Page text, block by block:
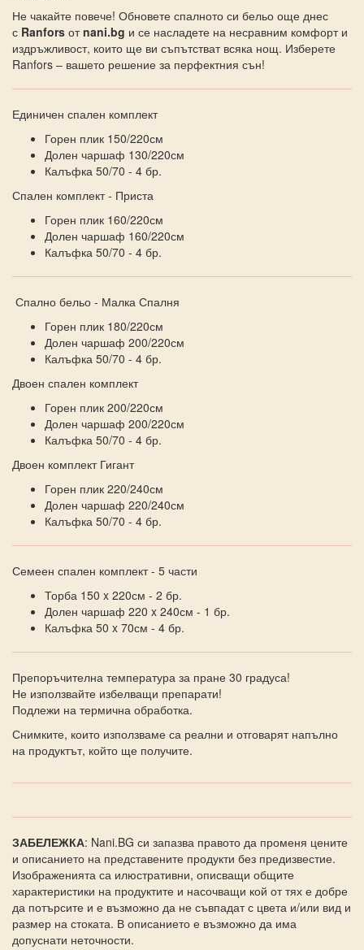
Не чакайте повече! Обновете спалното си бельо още днес
с Ranfors отnani.bg и се насладете на несравним комфорт и
издръжливост, които ще ви съпътстват всяка нощ. Изберете
Ranfors – вашето решение за перфектния сън!
Единичен спален комплект
Горен плик 150/220см
Долен чаршаф 130/220см
Калъфка 50/70 - 4 бр.
Спален комплект - Приста
Горен плик 160/220см
Долен чаршаф 160/220см
Калъфка 50/70 - 4 бр.
Спално бельо - Малка Спалня
Горен плик 180/220см
Долен чаршаф 200/220см
Калъфка 50/70 - 4 бр.
Двоен спален комплект
Горен плик 200/220см
Долен чаршаф 200/220см
Калъфка 50/70 - 4 бр.
Двоен комплект Гигант
Горен плик 220/240см
Долен чаршаф 220/240см
Калъфка 50/70 - 4 бр.
Семеен спален комплект - 5 части
Торба 150 x 220см - 2 бр.
Долен чаршаф 220 x 240см - 1 бр.
Калъфка 50 x 70см - 4 бр.
Препоръчителна температура за пране 30 градуса!
Не използвайте избелващи препарати!
Подлежи на термична обработка.
Снимките, които използваме са реални и отговарят напълно
на продуктът, който ще получите.
ЗАБЕЛЕЖКА: Nani.BG си запазва правото да променя цените
и описанието на представените продукти без предизвестие.
Изображенията са илюстративни, описващи общите
характеристики на продуктите и насочващи кой от тях е добре
да потърсите и е възможно да не съвпадат с цвета и/или вид и
размер на стоката. В описанието е възможно да има
допуснати неточности.